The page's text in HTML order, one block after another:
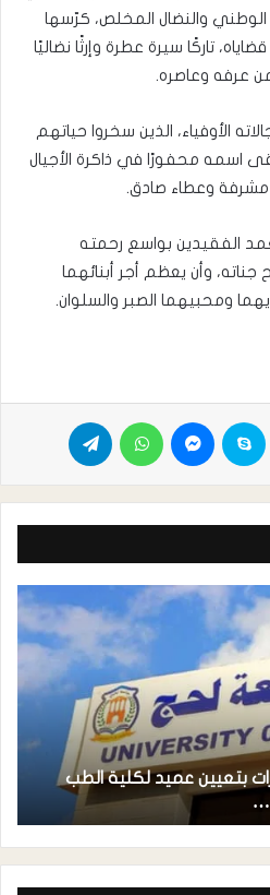
الوطني والنضال المخلص، كرّسها
تاركًا سيرة عطرة وإرثًا نضاليًا
عرفه وعاصره.
الأوفياء، الذين سخروا حياتهم
اسمه محفورًا في ذاكرة الأجيال
وعطاء صادق.
الفقيدين بواسع رحمته
وأن يعظم أجر أبنائهما
ومحبيهما الصبر والسلوان.
بتعيين عميد لكلية الطب
…